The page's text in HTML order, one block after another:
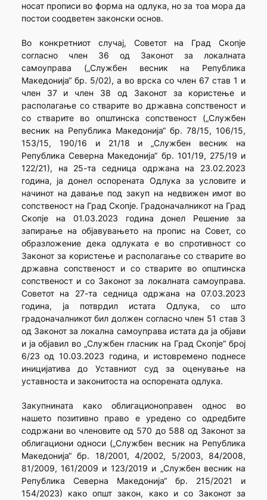
носат прописи во форма на одлука, но за тоа мора да
постои соодветен законски основ.
Во конкретниот случај, Советот на Град Скопје
согласно член 36 од Законот за локалната
самоуправа („Службен весник на Република
Македонија“ бр. 5/02), а во врска со член 67 став 1 и
член 37 и член 38 од Законот за користење и
располагање со стварите во државна сопственост и
со стварите во општинска сопственост („Службен
весник на Република Македонија“ бр. 78/15, 106/15,
153/15, 190/16 и 21/18 и „Службен весник на
Република Северна Македонија“ бр. 101/19, 275/19 и
122/21), на 25-та седница одржана на 23.02.2023
година, ја донел оспорената Одлука за условите и
начинот на давање под закуп на недвижен имот во
сопственост на Град Скопје. Градоначалникот на Град
Скопје на 01.03.2023 година донел Решение за
запирање на објавувањето на пропис на Совет, со
образложение дека одлуката е во спротивност со
Законот за користење и располагање со стварите во
државна сопственост и со стварите во општинска
сопственост и со Законот за локалната самоуправа.
Советот на 27-та седница одржана на 07.03.2023
година, ја потврдил истата Одлука, со што
градоначалникот бил должен согласно член 51 став 3
од Законот за локална самоуправа истата да ја објави
и ја објавил во „Службен гласник на Град Скопје“ број
6/23 од 10.03.2023 година, и истовремено поднесе
иницијатива до Уставниот суд за оценување на
уставноста и законитоста на оспорената одлука.
Закупнината како облигационоправен однос во
нашето позитивно право е уредено со одредбите
содржани во членовите од 570 до 588 од Законот за
облигациони односи („Службен весник на Република
Македонија“ бр. 18/2001, 4/2002, 5/2003, 84/2008,
81/2009, 161/2009 и 123/2019 и „Службен весник на
Република Северна Македонија“ бр. 215/2021 и
154/2023) како општ закон, како и со Законот за